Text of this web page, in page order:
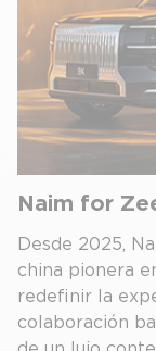
Naim for
Desde 2025,
china pionera
redefinir la
colaboración